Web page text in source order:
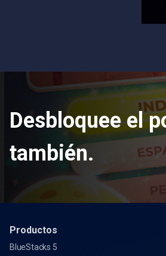
Desbloquee el
también.
Productos
BlueStacks 5